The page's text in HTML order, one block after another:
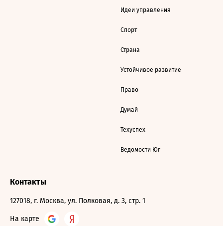
Идеи управления
Спорт
Страна
Устойчивое развитие
Право
Думай
Техуспех
Ведомости Юг
Контакты
127018, г. Москва, ул. Полковая, д. 3, стр. 1
На карте